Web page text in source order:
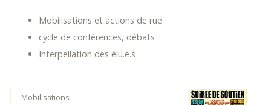
Mobilisations et actions de rue
cycle de conférences, débats
Interpellation des élu.e.s
Mobilisations